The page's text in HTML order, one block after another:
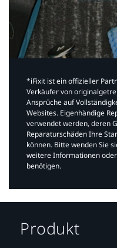
*iFixit ist ein offizieller
Verkäufer von
Ansprüche auf
Websites. Eigenhändige
verwendet werden, deren
Reparaturschäden Ihre
können. Bitte wenden Sie
weitere Informationen
benötigen.​
Produkt